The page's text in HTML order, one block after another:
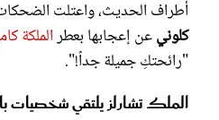
أطراف الحديث، واعتلت
كلونيعن إعجابها بعطرالملكة
"رائحتكِ جميلة جداً!".
الملك تشارلز يلتقي شخصيات